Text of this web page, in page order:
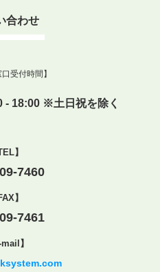
合わせ
口受付時間】
- 18:00 ※土日祝を除く
】
7460
】
7461
mail】